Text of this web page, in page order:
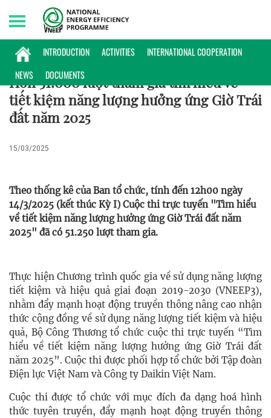
INTRODUCTION ACTIVITIES
INTERNATIONAL COOPERATION
NEWS
DOCUMENTS
Friday, 07/08/2026 | 00:21 GMT+7
HOẠT ĐỘNG
Hơn 51.000 lượt tham gia tìm hiểu về
tiết kiệm năng lượng hưởng ứng Giờ Trái
đất năm 2025
15/03/2025
Theo thống kê của Ban tổ chức, tính đến 12h00 ngày
14/3/2025 (kết thúc Kỳ I) Cuộc thi trực tuyến "Tìm hiểu
về tiết kiệm năng lượng hưởng ứng Giờ Trái đất năm
2025" đã có 51.250 lượt tham gia.
Thực hiện Chương trình quốc gia về sử dụng năng lượng
tiết kiệm và hiệu quả giai đoạn 2019-2030 (VNEEP3),
nhằm đẩy mạnh hoạt động truyền thông nâng cao nhận
thức cộng đồng về sử dụng năng lượng tiết kiệm và hiệu
quả, Bộ Công Thương tổ chức cuộc thi trực tuyến “Tìm
hiểu về tiết kiệm năng lượng hưởng ứng Giờ Trái đất
năm 2025”. Cuộc thi được phối hợp tổ chức bởi Tập đoàn
Điện lực Việt Nam và Công ty Daikin Việt Nam.
Cuộc thi được tổ chức với mục đích đa dạng hoá hình
thức tuyên truyền, đẩy mạnh hoạt động truyền thông